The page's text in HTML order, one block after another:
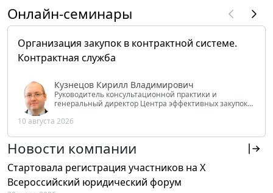
Онлайн-семинары
Организация закупок в контрактной системе.
Контрактная служба
Кузнецов Кирилл Владимирович
Руководитель консультационной практики и
генеральный директор Центра эффективных закупок
РФ
10 августа 2026
Новости компании
Стартовала регистрация участников на X
Всероссийский юридический форум